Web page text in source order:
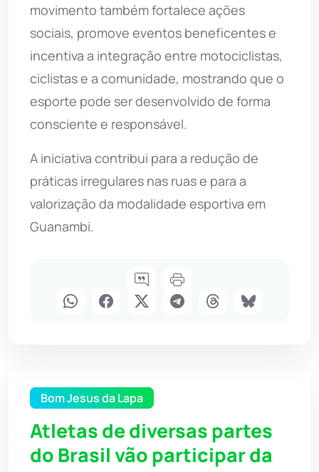
movimento também fortalece ações
sociais, promove eventos beneficentes e
incentiva a integração entre motociclistas,
ciclistas e a comunidade, mostrando que o
esporte pode ser desenvolvido de forma
consciente e responsável.
A iniciativa contribui para a redução de
práticas irregulares nas ruas e para a
valorização da modalidade esportiva em
Guanambi.
Bom Jesus da Lapa
Atletas de diversas partes
do Brasil vão participar da